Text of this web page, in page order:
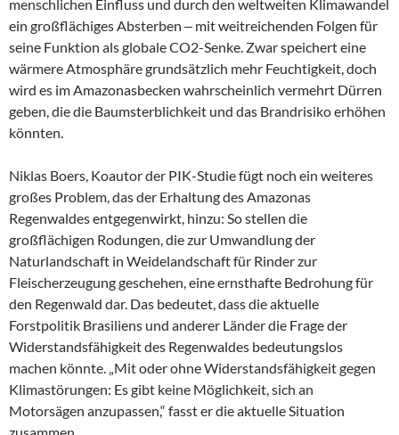
menschlichen Einfluss und durch den weltweiten Klimawandel
ein großflächiges Absterben ‒ mit weitreichenden Folgen für
seine Funktion als globale CO2-Senke. Zwar speichert eine
wärmere Atmosphäre grundsätzlich mehr Feuchtigkeit, doch
wird es im Amazonasbecken wahrscheinlich vermehrt Dürren
geben, die die Baumsterblichkeit und das Brandrisiko erhöhen
könnten.
Niklas Boers, Koautor der PIK-Studie fügt noch ein weiteres
großes Problem, das der Erhaltung des Amazonas
Regenwaldes entgegenwirkt, hinzu: So stellen die
großflächigen Rodungen, die zur Umwandlung der
Naturlandschaft in Weidelandschaft für Rinder zur
Fleischerzeugung geschehen, eine ernsthafte Bedrohung für
den Regenwald dar. Das bedeutet, dass die aktuelle
Forstpolitik Brasiliens und anderer Länder die Frage der
Widerstandsfähigkeit des Regenwaldes bedeutungslos
machen könnte. „Mit oder ohne Widerstandsfähigkeit gegen
Klimastörungen: Es gibt keine Möglichkeit, sich an
Motorsägen anzupassen,“ fasst er die aktuelle Situation